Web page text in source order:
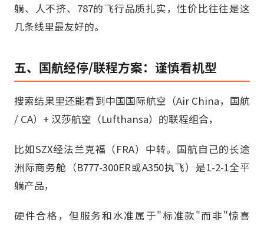
躺、人不挤、787的飞行品质扎实，性价比往往是这
几条线里最友好的。
五、国航经停/联程方案：谨慎看机型
搜索结果里还能看到中国国际航空（Air China，国航
/ CA）+ 汉莎航空（Lufthansa）的联程组合，
比如SZX经法兰克福（FRA）中转。国航自己的长途
洲际商务舱（B777-300ER或A350执飞）是1-2-1全平
躺产品，
硬件合格，但服务和水准属于"标准款"而非"惊喜